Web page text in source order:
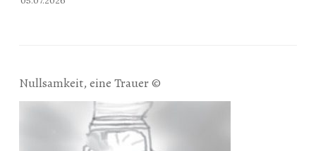
Nullsamkeit, eine Trauer ©